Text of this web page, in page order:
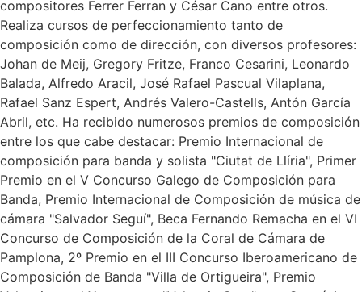
compositores Ferrer Ferran y César Cano entre otros.
Realiza cursos de perfeccionamiento tanto de
composición como de dirección, con diversos profesores:
Johan de Meij, Gregory Fritze, Franco Cesarini, Leonardo
Balada, Alfredo Aracil, José Rafael Pascual Vilaplana,
Rafael Sanz Espert, Andrés Valero-Castells, Antón García
Abril, etc. Ha recibido numerosos premios de composición
entre los que cabe destacar: Premio Internacional de
composición para banda y solista "Ciutat de Llíria", Primer
Premio en el V Concurso Galego de Composición para
Banda, Premio Internacional de Composición de música de
cámara "Salvador Seguí", Beca Fernando Remacha en el VI
Concurso de Composición de la Coral de Cámara de
Pamplona, 2º Premio en el III Concurso Iberoamericano de
Composición de Banda "Villa de Ortigueira", Premio